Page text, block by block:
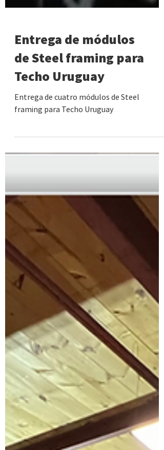
Entrega de módulos
de Steel framing para
Techo Uruguay
framing para Techo Uruguay